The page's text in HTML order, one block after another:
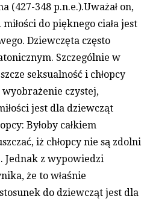
(427-348 p.n.e.).Uważał on,
do pięknego ciała jest
Dziewczęta często
Szczególnie w
seksualność i chłopcy
czystej,
jest dla dziewcząt
Byłoby całkiem
iż chłopcy nie są zdolni
Jednak z wypowiedzi
że to właśnie
do dziewcząt jest dla